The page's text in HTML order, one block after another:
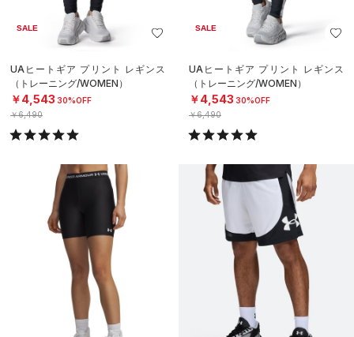
SALE
UAヒートギア プリント レギンス
（トレーニング/WOMEN）
￥4,543 30%OFF
￥6,490
SALE
UAヒートギア プリント レギンス
（トレーニング/WOMEN）
￥4,543 30%OFF
￥6,490